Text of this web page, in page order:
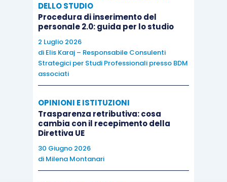
DELLO STUDIO
Procedura di inserimento del
personale 2.0: guida per lo studio
2 Luglio 2026
di Elis Karaj – Responsabile Consulenti
Strategici per Studi Professionali presso BDM
associati
OPINIONI E ISTITUZIONI
Trasparenza retributiva: cosa
cambia con il recepimento della
Direttiva UE
30 Giugno 2026
di Milena Montanari